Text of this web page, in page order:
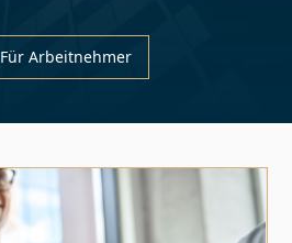
Für Arbeitnehmer